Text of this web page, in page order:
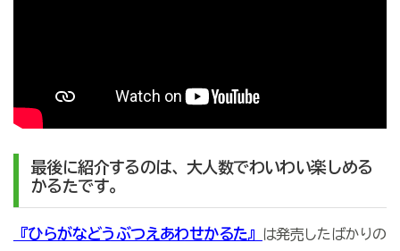
最後に紹介するのは、大人数でわいわい楽しめる
かるたです。
『ひらがなどうぶつえあわせかるた』
は発売したばかりの